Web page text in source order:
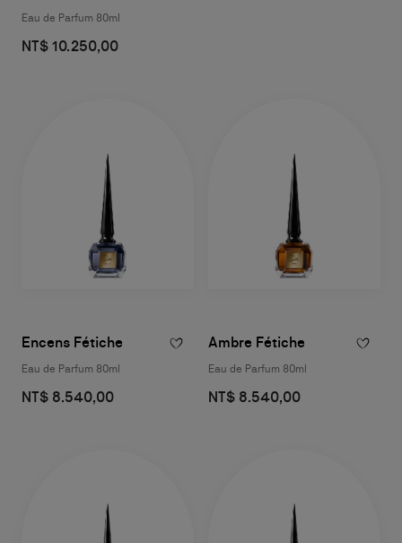
Eau de Parfum 80ml
NT$ 10.250,00
Encens Fétiche
Eau de Parfum 80ml
NT$ 8.540,00
Ambre Fétiche
Eau de Parfum 80ml
NT$ 8.540,00